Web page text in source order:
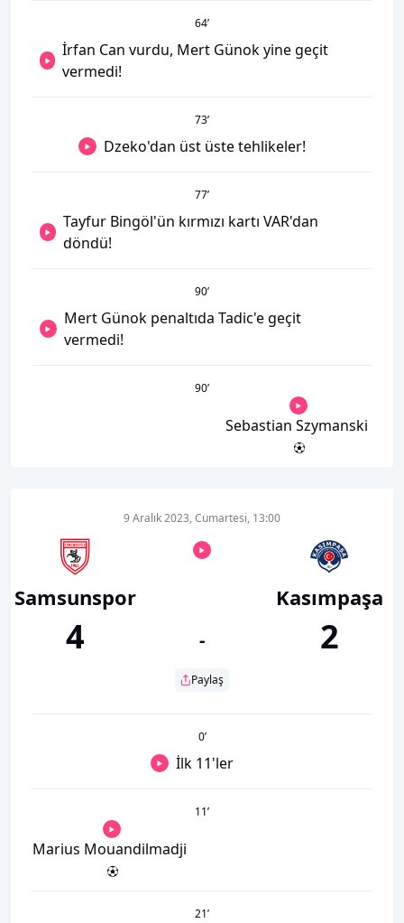
64’
İrfan Can vurdu, Mert Günok yine geçit
vermedi!
73’
Dzeko'dan üst üste tehlikeler!
77’
Tayfur Bingöl'ün kırmızı kartı VAR'dan
döndü!
90’
Mert Günok penaltıda Tadic'e geçit
vermedi!
90’
Sebastian Szymanski
Samsunspor
4
9 Aralık 2023, Cumartesi, 13:00
-
Paylaş
Kasımpaşa
2
0’
İlk 11'ler
11’
Marius Mouandilmadji
21’